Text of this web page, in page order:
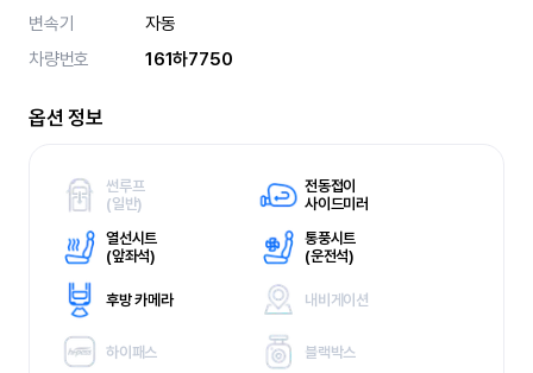
변속기
자동
차량번호
161하7750
옵션 정보
썬루프
(일반)
전동접이
사이드미러
열선시트
(앞좌석)
통풍시트
(운전석)
후방 카메라 내비게이션
하이패스 블랙박스